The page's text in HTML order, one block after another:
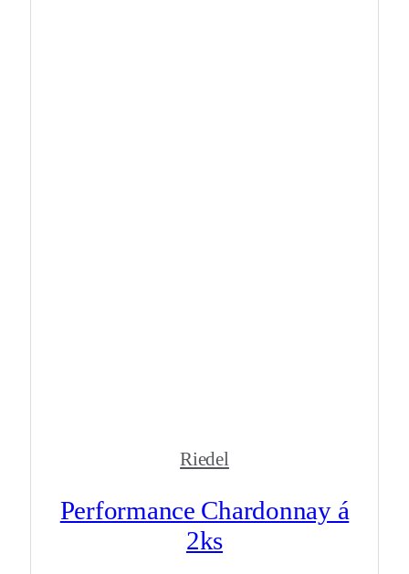
Riedel
Performance Chardonnay á
2ks